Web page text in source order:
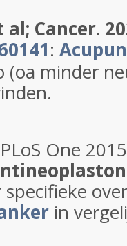
al; Cancer.
:
(oa minder
One
in